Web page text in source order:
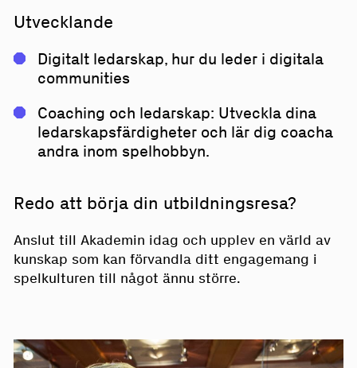
Utvecklande
Digitalt ledarskap, hur du leder i digitala
communities
Coaching och ledarskap: Utveckla dina
ledarskapsfärdigheter och lär dig coacha
andra inom spelhobbyn.
Redo att börja din utbildningsresa?
Anslut till Akademin idag och upplev en värld av
kunskap som kan förvandla ditt engagemang i
spelkulturen till något ännu större.